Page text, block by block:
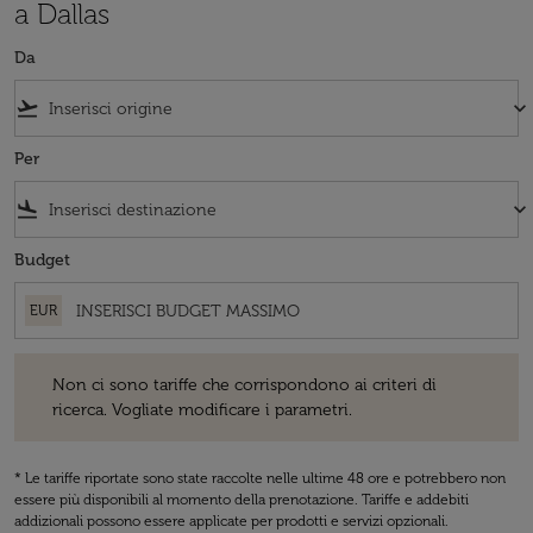
a Dallas
Da
flight_takeoff keyboard_arrow_down
Per
flight_land keyboard_arrow_down
Budget
EUR
Non ci sono tariffe che corrispondono ai criteri di
ricerca. Vogliate modificare i parametri.
* Le tariffe riportate sono state raccolte nelle ultime 48 ore e potrebbero non
essere più disponibili al momento della prenotazione. Tariffe e addebiti
addizionali possono essere applicate per prodotti e servizi opzionali.